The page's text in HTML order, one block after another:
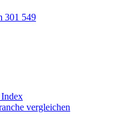
301 549
vergleichen